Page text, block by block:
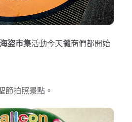
海盜市集活動今天攤商們都開始
節拍照景點。